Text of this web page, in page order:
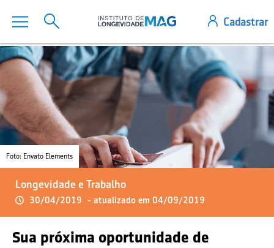
Foto: Envato Elements
Longevidade e Trabalho
30/04/2019 - atualizado em 04/09/2019
Sua próxima oportunidade de